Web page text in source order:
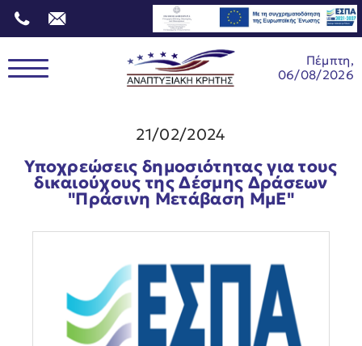
Πέμπτη,
06/08/2026
21/02/2024
Υποχρεώσεις δημοσιότητας για τους
δικαιούχους της Δέσμης Δράσεων
"Πράσινη Μετάβαση ΜμΕ"